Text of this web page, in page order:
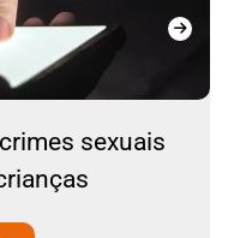
sexuais